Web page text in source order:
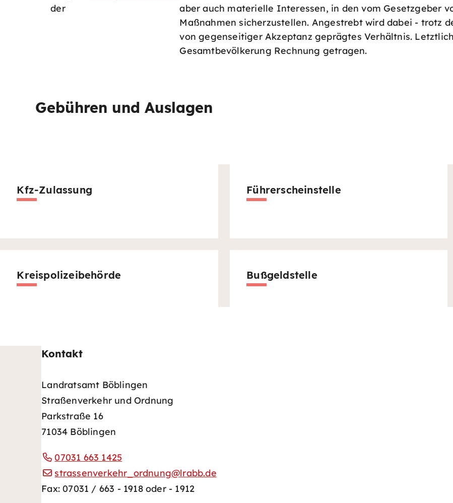
der
aber auch materielle Interessen, in den vom Gesetzgeber
Maßnahmen sicherzustellen. Angestrebt wird dabei - trotz
von gegenseitiger Akzeptanz geprägtes Verhältnis.
Gesamtbevölkerung Rechnung getragen.
Gebühren und Auslagen
Kfz-Zulassung Führerscheinstelle
Kreispolizeibehörde Bußgeldstelle
Kontakt
Landratsamt Böblingen
Straßenverkehr und Ordnung
Parkstraße 16
71034 Böblingen
07031 663 1425
strassenverkehr_ordnung@lrabb.de
Fax: 07031 / 663 - 1918 oder - 1912